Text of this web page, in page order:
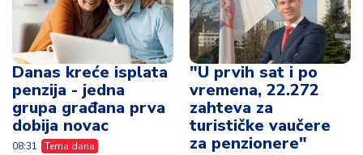
Danas kreće isplata
penzija - jedna
grupa građana prva
dobija novac
08:31 Tema dana
"U prvih sat i po
vremena, 22.272
zahteva za
turističke vaučere
za penzionere"